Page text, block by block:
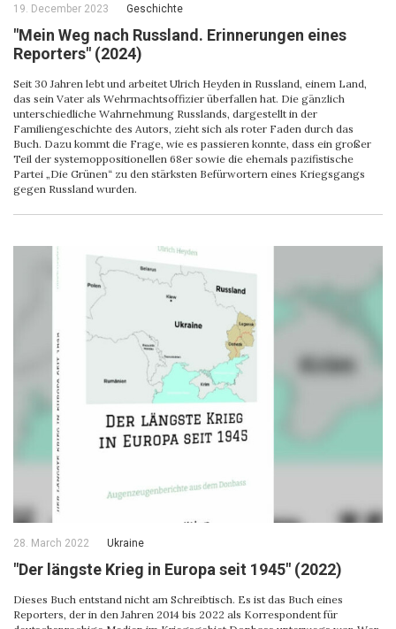
19. December 2023 Geschichte
"Mein Weg nach Russland. Erinnerungen eines
Reporters" (2024)
Seit 30 Jahren lebt und arbeitet Ulrich Heyden in Russland, einem Land,
das sein Vater als Wehrmachtsoffizier überfallen hat. Die gänzlich
unterschiedliche Wahrnehmung Russlands, dargestellt in der
Familiengeschichte des Autors, zieht sich als roter Faden durch das
Buch. Dazu kommt die Frage, wie es passieren konnte, dass ein großer
Teil der systemoppositionellen 68er sowie die ehemals pazifistische
Partei „Die Grünen“ zu den stärksten Befürwortern eines Kriegsgangs
gegen Russland wurden.
28. March 2022 Ukraine
"Der längste Krieg in Europa seit 1945" (2022)
Dieses Buch entstand nicht am Schreibtisch. Es ist das Buch eines
Reporters, der in den Jahren 2014 bis 2022 als Korrespondent für